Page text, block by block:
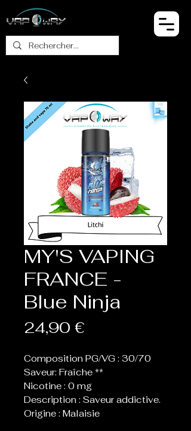
MY'S VAPING
FRANCE -
Blue Ninja
24,90 €
Composition PG/VG : 30/70
Saveur: Fraîche **
Nicotine : 0 mg
Description : Saveur addictive.
Origine : Malaisie